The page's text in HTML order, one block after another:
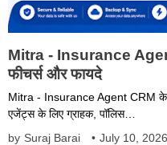
Mitra - Insurance
फीचर्स और फायदे
Mitra - Insurance Agent CRM के
एजेंट्स के लिए ग्राहक, पॉलिस…
by Suraj Barai • July 10, 2026